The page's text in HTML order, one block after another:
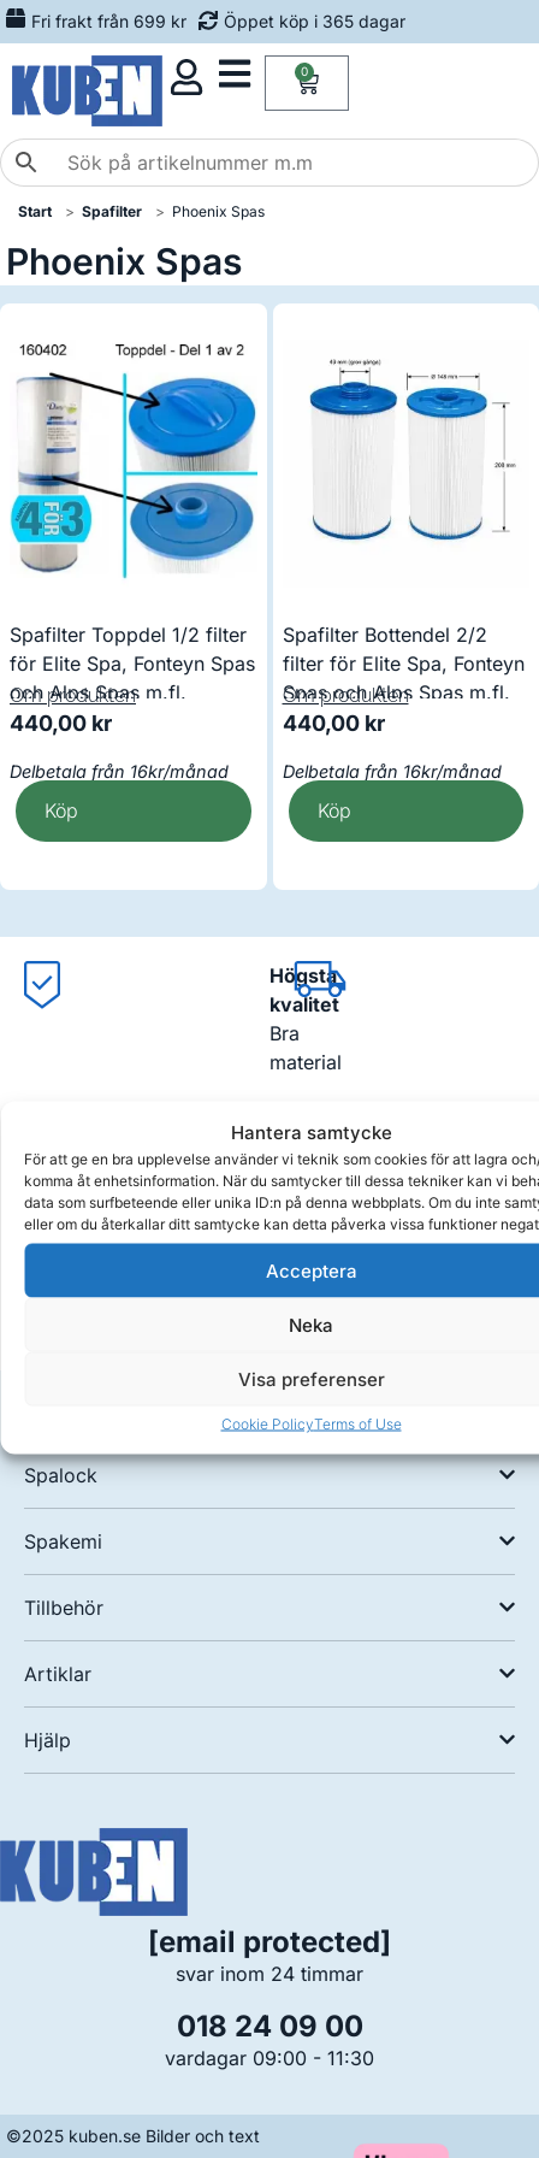
Hantera samtycke
För att ge en bra upplevelse använder vi teknik som cookies för att lagra
komma åt enhetsinformation. När du samtycker till dessa tekniker kan vi
data som surfbeteende eller unika ID:n på denna webbplats. Om du inte
eller om du återkallar ditt samtycke kan detta påverka vissa funktioner
Acceptera
Neka
Visa preferenser
Cookie PolicyTerms of Use
Fri frakt från 699 kr Öppet köp i 365 dagar
0
Start Spafilter Phoenix Spas
Phoenix Spas
Spafilter Toppdel 1/2 filter
för Elite Spa, Fonteyn Spas
och Alps Spas m.fl.
Om produkten
440,00 kr
Delbetala från 16kr/månad
Köp
Spafilter Bottendel 2/2
filter för Elite Spa, Fonteyn
Spas och Alps Spas m.fl.
Om produkten
440,00 kr
Delbetala från 16kr/månad
Köp
Högsta
kvalitet
Bra
material
2
års
garanti
tryggt
Spalock
Spakemi
Tillbehör
Artiklar
Hjälp
018 24 09 00
vardagar 09:00 - 11:30
[email protected]
svar inom 24 timmar
©2025 kuben.se Bilder och text